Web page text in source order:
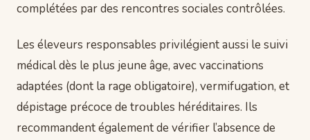
complétées par des rencontres sociales contrôlées.
Les éleveurs responsables privilégient aussi le suivi
médical dès le plus jeune âge, avec vaccinations
adaptées (dont la rage obligatoire), vermifugation, et
dépistage précoce de troubles héréditaires. Ils
recommandent également de vérifier l’absence de